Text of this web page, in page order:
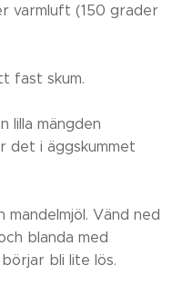
varmluft (150 grader
fast skum.
lilla mängden
det i äggskummet
Vänd ned
blanda med
bli lite lös.